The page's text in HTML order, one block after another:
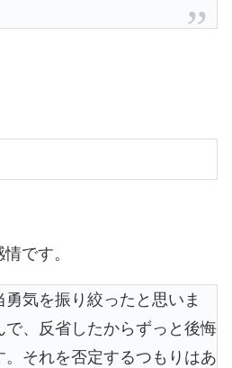
です。
気を振り絞ったと思いま
、反省したからずっと後悔
。それを否定するつもりはあ